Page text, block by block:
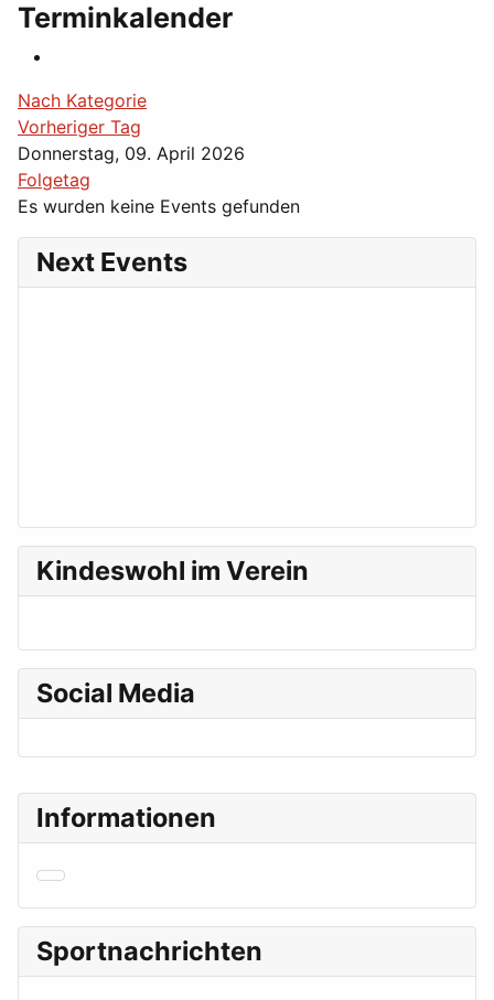
Informationen
Sportnachrichten
Terminkalender
Nach Kategorie
Vorheriger Tag
Donnerstag, 09. April 2026
Folgetag
Es wurden keine Events gefunden
Next Events
Kindeswohl im Verein
Social Media